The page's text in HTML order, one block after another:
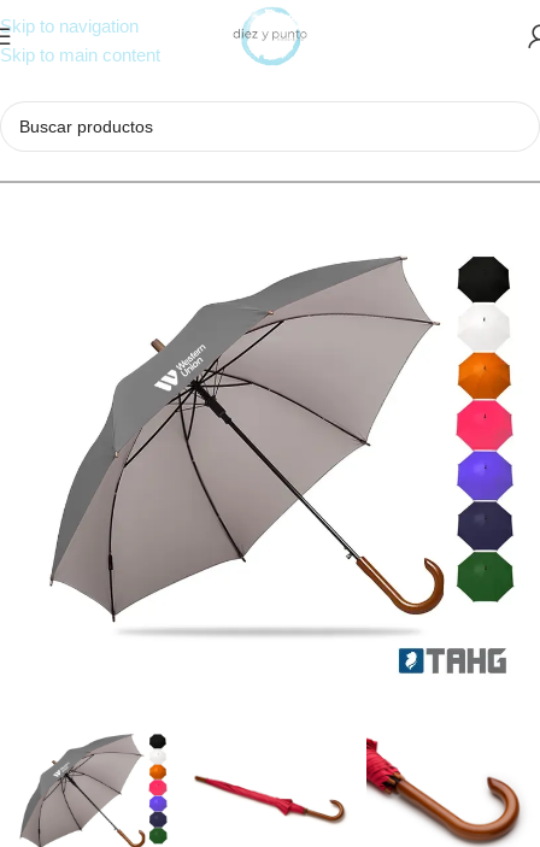
Skip to navigation
Skip to main content